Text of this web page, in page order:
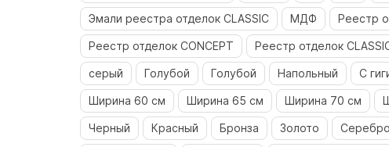
Эмали реестра отделок CLASSIC МДФ Реестр
Реестр отделок CONCEPT Реестр отделок
серый Голубой Голубой Напольный С
Ширина 60 см Ширина 65 см Ширина 70 см
Черный Красный Бронза Золото Серебро